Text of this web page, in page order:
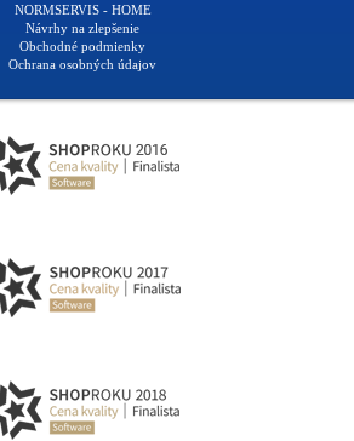
NORMSERVIS - HOME
Návrhy na zlepšenie
Obchodné podmienky
Ochrana osobných údajov